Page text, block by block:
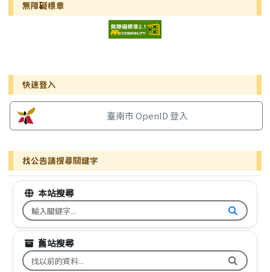
無障礙標章
右邊區域內容
快速登入
臺南市 OpenID 登入
找公告請搜尋關鍵字
本站搜尋
搜尋台南市文元國小全球資訊網關鍵字
舊站搜尋
搜尋台南市文元國小舊校網關鍵字